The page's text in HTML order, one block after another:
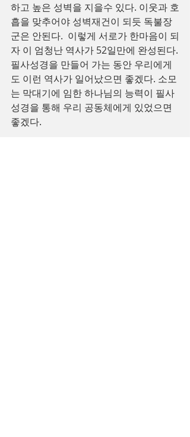
하고 높은 성벽을 지을수 있다. 이웃과 호
흡을 맞추어야 성벽재건이 되듯 독불장
군은 안된다.  이렇게 서로가 한마음이 되
자 이 엄청난 역사가 52일만에 완성된다.
필사성경을 만들어 가는 동안 우리에게
도 이런 역사가 일어났으면 좋겠다. 소모
는 막대기에 임한 하나님의 능력이 필사
성경을 통해 우리 공동체에게 있었으면
좋겠다.